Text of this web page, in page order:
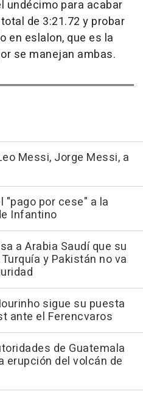
undécimo para acabar
de 3:21.72 y probar
en eslalon, que es la
se manejan ambas.
Messi, Jorge Messi, a
"pago por cese" a la
Infantino
a Arabia Saudí que su
y Pakistán no va
sigue su puesta
ante el Ferencvaros
de Guatemala
erupción del volcán de